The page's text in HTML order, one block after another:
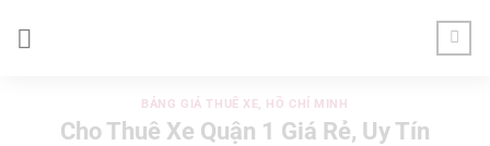
BẢNG GIÁ THUÊ XE, HỒ CHÍ MINH
Cho Thuê Xe Quận 1 Giá Rẻ, Uy Tín